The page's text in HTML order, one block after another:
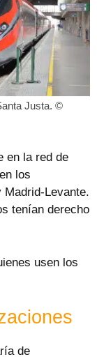
Justa. ©
en la red de
los
Levante.
tenían derecho
usen los
de